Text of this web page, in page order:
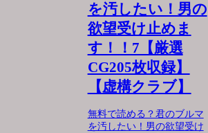
を汚したい！男の
欲望受け止めま
す！！7【厳選
CG205枚収録】
【虚構クラブ】
無料で読める？君のブルマ
を汚したい！男の欲望受け